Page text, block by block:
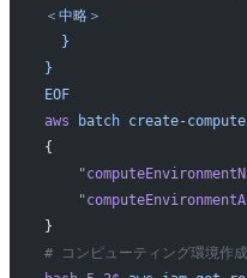
＜中略＞
  }
}
EOF
aws batch create-
{
}
# コンピューティング環境作